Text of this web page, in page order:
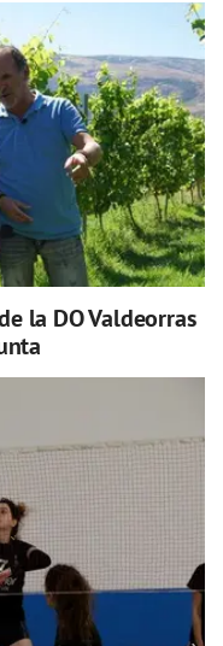
la DO Valdeorras